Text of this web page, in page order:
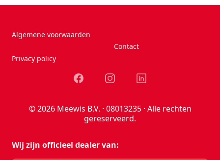
Algemene voorwaarden
Privacy policy
Contact
FacebookInstagramLinkedIn
© 2026 Meewis B.V. · 08013235 · Alle rechten
gereserveerd.
Wij zijn officieel dealer van: